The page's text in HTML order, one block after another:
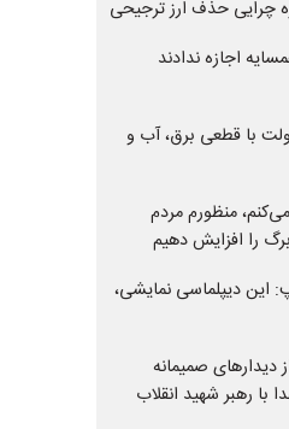
چرایی حذف ارز ترجیحی
اجازه ندادند
با قطعی برق، آب و
منظورم مردم
را افزایش دهیم
این دیپلماسی نمایشی،
دیدارهای صمیمانه
با رهبر شهید انقلاب